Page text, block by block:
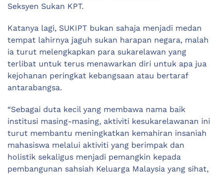
Seksyen Sukan KPT.
Katanya lagi, SUKIPT bukan sahaja menjadi medan
tempat lahirnya jaguh sukan harapan negara, malah
ia turut melengkapkan para sukarelawan yang
terlibat untuk terus menawarkan diri untuk apa jua
kejohanan peringkat kebangsaan atau bertaraf
antarabangsa.
“Sebagai duta kecil yang membawa nama baik
institusi masing-masing, aktiviti kesukarelawanan ini
turut membantu meningkatkan kemahiran insaniah
mahasiswa melalui aktiviti yang berimpak dan
holistik sekaligus menjadi pemangkin kepada
pembangunan sahsiah Keluarga Malaysia yang sihat,